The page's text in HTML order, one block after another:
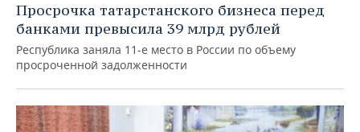
Просрочка татарстанского бизнеса перед
банками превысила 39 млрд рублей
Республика заняла 11-е место в России по объему
просроченной задолженности